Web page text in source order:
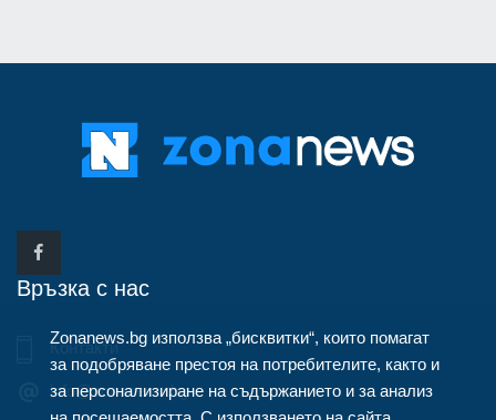
Връзка с нас
Контакти
info@zonanews.bg
Zonanews.bg използва „бисквитки“, които помагат
за подобряване престоя на потребителите, както и
за персонализиране на съдържанието и за анализ